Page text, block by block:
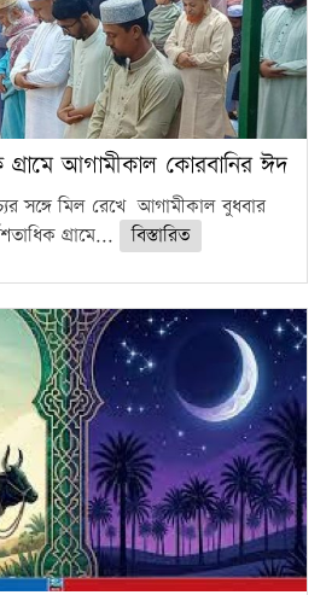
গ্রামে আগামীকাল কোরবানির ঈদ
সঙ্গে মিল রেখে আগামীকাল বুধবার
গ্রামে...
বিস্তারিত